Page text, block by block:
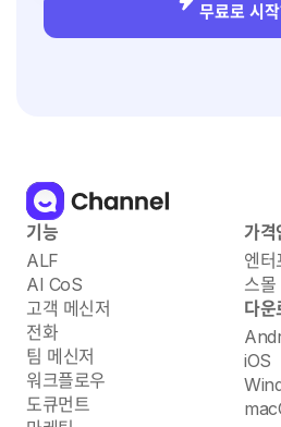
무료로 시작
기능
ALF
AI CoS
고객 메신저
전화
팀 메신저
워크플로우
도큐먼트
가격
엔터
스몰
다운
iOS